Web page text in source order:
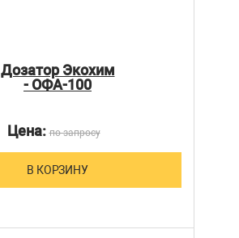
Дозатор Экохим
- ОФА-100
Цена:по запросу
В КОРЗИНУ